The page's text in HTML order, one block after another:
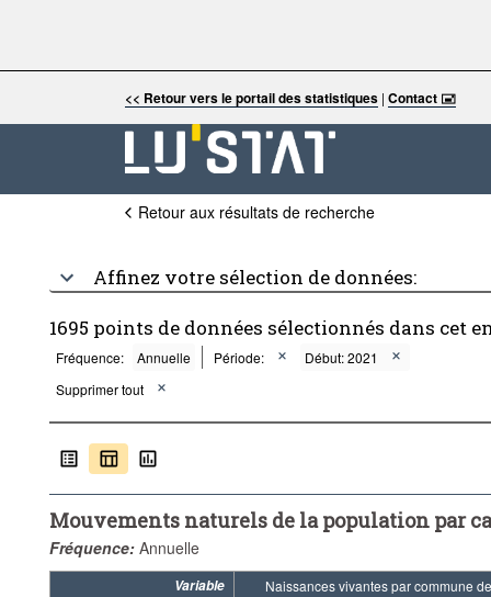
<< Retour vers le portail des statistiques| Contact 🖃
Retour aux résultats de recherche
Affinez votre sélection de données:
1695 points de données sélectionnés dans cet
Fréquence: Annuelle Période:
Début: 2021
Supprimer tout
Mouvements naturels de la population par
Fréquence: Annuelle
Variable
Naissances vivantes par commune